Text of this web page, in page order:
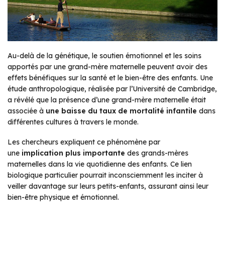
Au-delà de la génétique, le soutien émotionnel et les soins
apportés par une grand-mère maternelle peuvent avoir des
effets bénéfiques sur la santé et le bien-être des enfants. Une
étude anthropologique, réalisée par l’Université de Cambridge,
a révélé que la présence d’une grand-mère maternelle était
associée à une baisse du taux de mortalité infantile dans
différentes cultures à travers le monde.
Les chercheurs expliquent ce phénomène par
une implication plus importante des grands-mères
maternelles dans la vie quotidienne des enfants. Ce lien
biologique particulier pourrait inconsciemment les inciter à
veiller davantage sur leurs petits-enfants, assurant ainsi leur
bien-être physique et émotionnel.